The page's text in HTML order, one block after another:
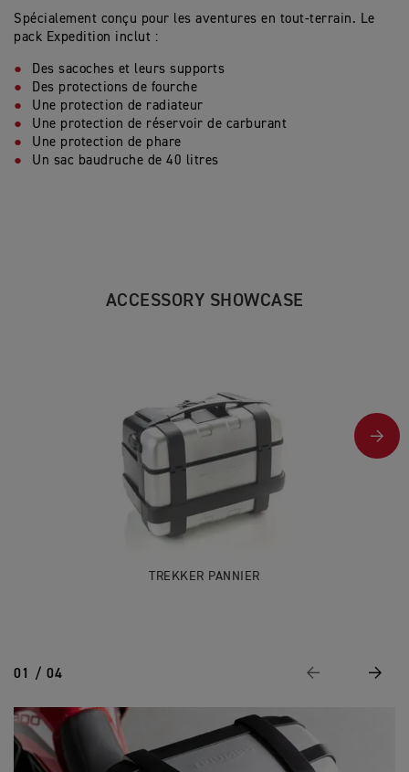
Spécialement conçu pour les aventures en tout-terrain. Le
pack Expedition inclut :
Des sacoches et leurs supports
Des protections de fourche
Une protection de radiateur
Une protection de réservoir de carburant
Une protection de phare
Un sac baudruche de 40 litres
ACCESSORY SHOWCASE
TREKKER PANNIER
01 / 04 Page Précédente